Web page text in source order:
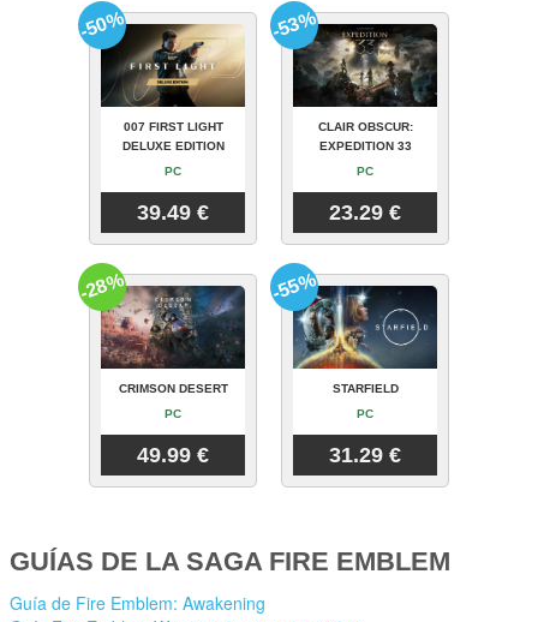
007 FIRST LIGHT
DELUXE EDITION
PC
39.49 €
-50%
CLAIR OBSCUR:
EXPEDITION 33
PC
23.29 €
-53%
CRIMSON DESERT
PC
49.99 €
-28%
STARFIELD
PC
31.29 €
-55%
GUÍAS DE LA SAGA FIRE EMBLEM
Guía de Fire Emblem: Awakening